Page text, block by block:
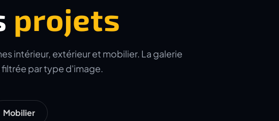
projets
intérieur, extérieur et mobilier. La galerie
par type d'image.
Mobilier